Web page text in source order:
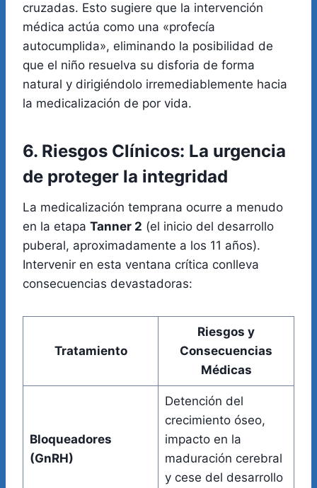
cruzadas. Esto sugiere que la intervención
médica actúa como una «profecía
autocumplida», eliminando la posibilidad de
que el niño resuelva su disforia de forma
natural y dirigiéndolo irremediablemente hacia
la medicalización de por vida.
6. Riesgos Clínicos: La urgencia
de proteger la integridad
La medicalización temprana ocurre a menudo
en la etapa Tanner 2 (el inicio del desarrollo
puberal, aproximadamente a los 11 años).
Intervenir en esta ventana crítica conlleva
consecuencias devastadoras:
Tratamiento
Riesgos y
Consecuencias
Médicas
Bloqueadores
(GnRH)
Detención del
crecimiento óseo,
impacto en la
maduración cerebral
y cese del desarrollo